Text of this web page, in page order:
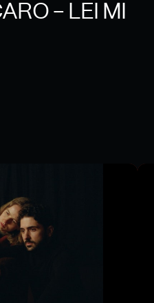
- LEI MI